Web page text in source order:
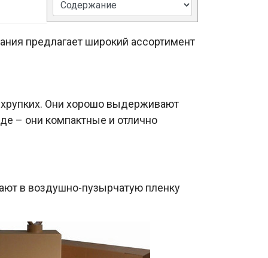
предлагает широкий ассортимент
хрупких. Они хорошо выдерживают
– они компактные и отлично
в воздушно-пузырчатую пленку